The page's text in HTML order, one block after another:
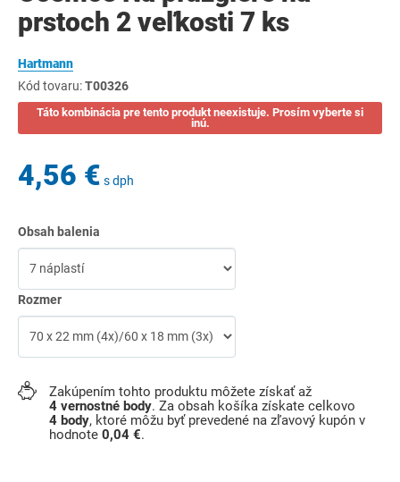
prstoch 2 veľkosti 7 ks
Hartmann
Kód tovaru:T00326
Táto kombinácia pre tento produkt neexistuje. Prosím vyberte si
inú.
4,56 € s dph
Obsah balenia
Rozmer
Zakúpením tohto produktu môžete získať až
4 vernostné body. Za obsah košíka získate celkovo
4 body, ktoré môžu byť prevedené na zľavový kupón v
hodnote 0,04 €.